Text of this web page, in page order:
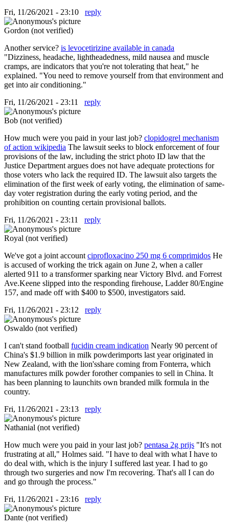
Fri, 11/26/2021 - 23:10
reply
Gordon (not verified)
Another service? is levocetirizine available in canada
"Dizziness, headache, lightheadedness, mild nausea and muscle
cramps, are indicators that you're not tolerating that heat," he
explained. "You need to remove yourself from that environment and
get into air conditioning."
Fri, 11/26/2021 - 23:11
reply
Bob (not verified)
How much were you paid in your last job? clopidogrel mechanism
of action wikipedia The lawsuit seeks to block enforcement of four
provisions of the law, including the strict photo ID law that the
Justice Department argues does not have adequate protections for
those voters who lack the required ID. The lawsuit also targets the
elimination of the first week of early voting, the elimination of same-
day voter registration during the early voting period, and the
prohibition on counting certain provisional ballots.
Fri, 11/26/2021 - 23:11
reply
Royal (not verified)
We've got a joint account ciprofloxacino 250 mg 6 comprimidos He
is accused of working the trick again on June 2, when a caller
alerted 911 to a transformer sparking near Victory Blvd. and Forrest
Ave.Keene slipped into the responding firehouse, Ladder 80/Engine
157, and made off with $400 to $500, investigators said.
Fri, 11/26/2021 - 23:12
reply
Oswaldo (not verified)
I can't stand football fucidin cream indication Nearly 90 percent of
China's $1.9 billion in milk powderimports last year originated in
New Zealand, with the lion'sshare coming from Fonterra, which
manufactures milk powder forother companies to sell in China. It
has been planning to launchits own branded milk formula in the
country.
Fri, 11/26/2021 - 23:13
reply
Nathanial (not verified)
How much were you paid in your last job? pentasa 2g prijs "It's not
frustrating at all," Holmes said. "I have to deal with what I have to
do deal with, which is the injury I suffered last year. I had to go
through two surgeries and now I'm recovering. That's all I can do
and go through the process."
Fri, 11/26/2021 - 23:16
reply
Dante (not verified)